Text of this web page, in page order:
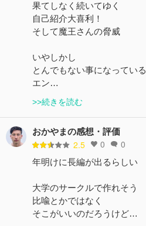
果てしなく続いてゆく
自己紹介大喜利！
そして魔王さんの脅威
いやしかし
とんでもない事になっている
エン…
>>続きを読む
おかやまの感想・評価
2.5 0 0
年明けに長編が出るらしい
大学のサークルで作れそう
比喩とかではなく
そこがいいのだろうけど…